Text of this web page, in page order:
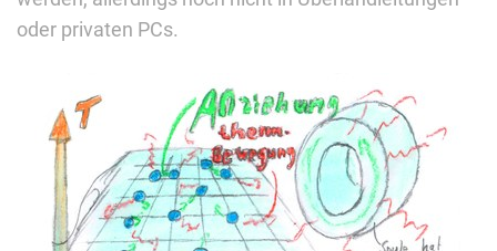
oder privaten PCs.